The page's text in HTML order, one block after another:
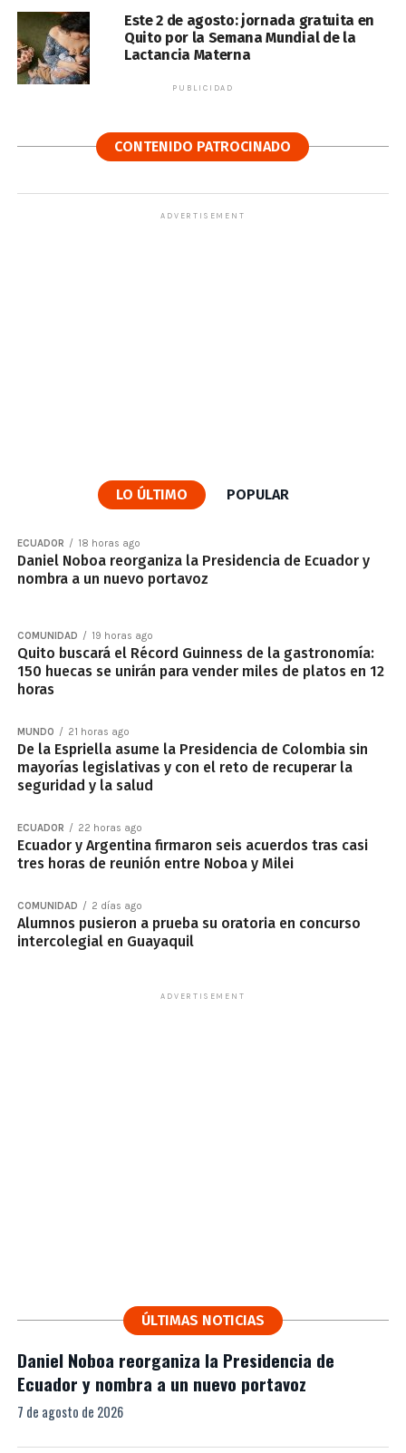
Este 2 de agosto: jornada gratuita en
Quito por la Semana Mundial de la
Lactancia Materna
PUBLICIDAD
CONTENIDO PATROCINADO
ADVERTISEMENT
LO ÚLTIMO POPULAR
ECUADOR 18 horas ago
Daniel Noboa reorganiza la Presidencia de Ecuador y
nombra a un nuevo portavoz
COMUNIDAD 19 horas ago
Quito buscará el Récord Guinness de la gastronomía:
150 huecas se unirán para vender miles de platos en 12
horas
MUNDO 21 horas ago
De la Espriella asume la Presidencia de Colombia sin
mayorías legislativas y con el reto de recuperar la
seguridad y la salud
ECUADOR 22 horas ago
Ecuador y Argentina firmaron seis acuerdos tras casi
tres horas de reunión entre Noboa y Milei
COMUNIDAD 2 días ago
Alumnos pusieron a prueba su oratoria en concurso
intercolegial en Guayaquil
ADVERTISEMENT
ÚLTIMAS NOTICIAS
Daniel Noboa reorganiza la Presidencia de
Ecuador y nombra a un nuevo portavoz
7 de agosto de 2026